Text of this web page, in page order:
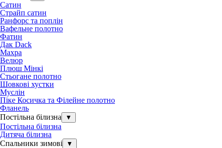
Сатин
Страйп сатин
Ранфорс та поплін
Вафельне полотно
Фатин
Дак Dack
Махра
Велюр
Плюш Мінкі
Стьогане полотно
Шовкові хустки
Муслін
Піке Косичка та Філейне полотно
Фланель
Постільна білизна
▼
Постільна білизна
Дитяча білизна
Спальники зимові
▼